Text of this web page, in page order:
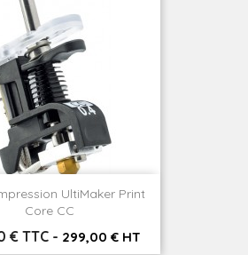
UltiMaker Print
Core CC
€ TTC - 299,00 € HT